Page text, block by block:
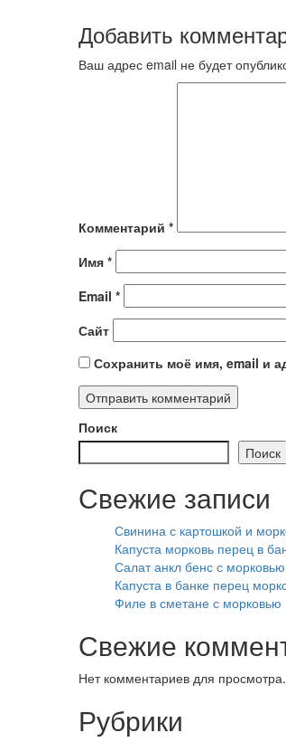
Добавить
Ваш адрес email не будет
Комментарий *
Имя *
Email *
Сайт
Сохранить моё имя, email и
Поиск
Поиск
Свежие записи
Свинина с картошкой и
Капуста морковь перец в
Салат анкл бенс с морковью
Капуста в банке перец
Филе в сметане с морковью
Свежие
Нет комментариев для просмотра.
Рубрики